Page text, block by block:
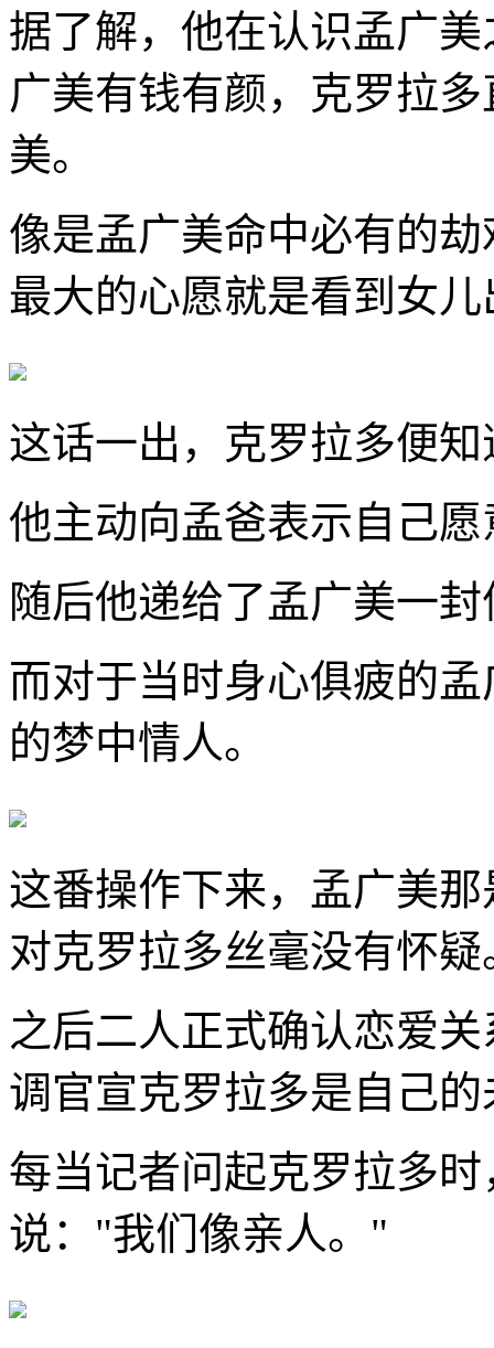
据了解，他在认识孟广
广美有钱有颜，克罗拉
美。
像是孟广美命中必有的
最大的心愿就是看到女儿
这话一出，克罗拉多便
他主动向孟爸表示自己
随后他递给了孟广美一
而对于当时身心俱疲的
的梦中情人。
这番操作下来，孟广美
对克罗拉多丝毫没有怀疑
之后二人正式确认恋爱
调官宣克罗拉多是自己
每当记者问起克罗拉多
说："我们像亲人。"